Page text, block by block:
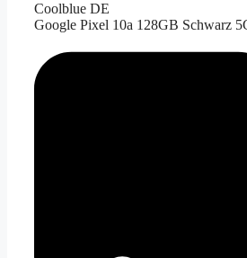
Coolblue DE
Google Pixel 10a 128GB Schwarz